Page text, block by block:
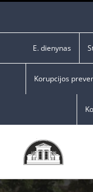
E. dienynas
Korupcijos